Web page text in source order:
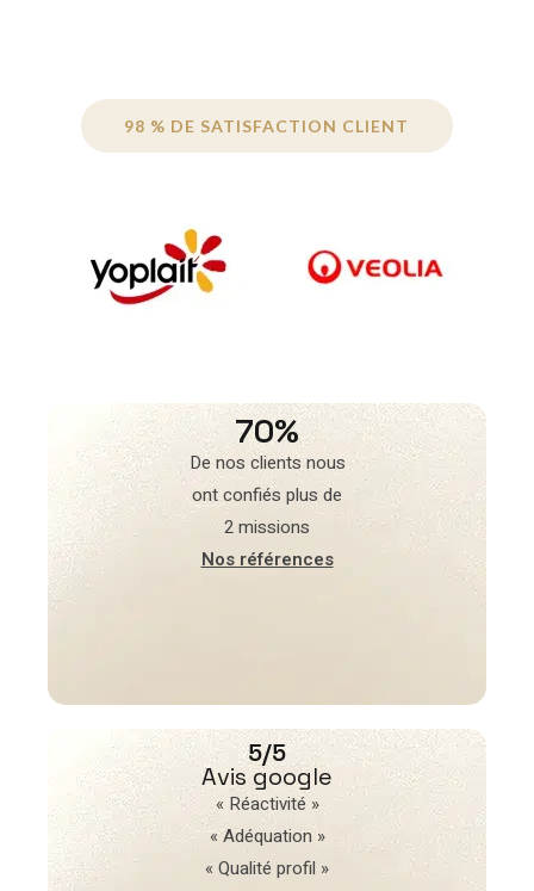
98 % DE SATISFACTION CLIENT
70%
De nos clients nous
ont confiés plus de
2 missions
Nos références
5/5
Avis google
« Réactivité »
« Adéquation »
« Qualité profil »